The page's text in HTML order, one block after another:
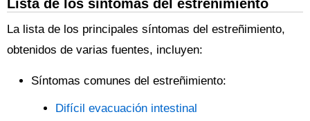
Lista de los síntomas del estreñimiento
La lista de los principales síntomas del estreñimiento,
obtenidos de varias fuentes, incluyen:
Síntomas comunes del estreñimiento:
Difícil evacuación intestinal